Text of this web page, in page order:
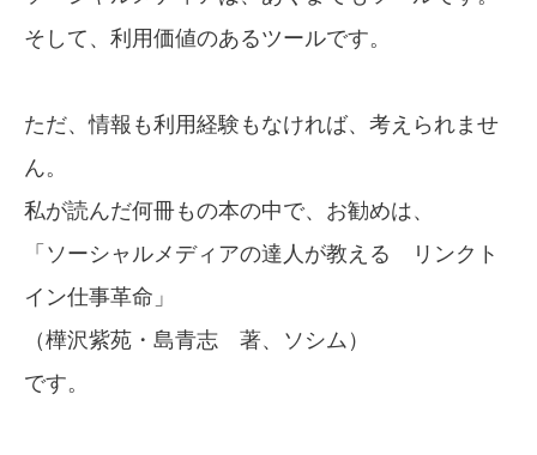
そして、利用価値のあるツールです。
ただ、情報も利用経験もなければ、考えられませ
ん。
私が読んだ何冊もの本の中で、お勧めは、
「ソーシャルメディアの達人が教える リンクト
イン仕事革命」
（樺沢紫苑・島青志 著、ソシム）
です。